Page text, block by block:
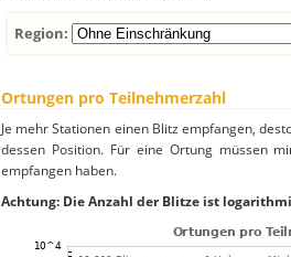
Region:
Ortungen pro Teilnehmerzahl
Je mehr Stationen einen Blitz empfangen,
dessen Position. Für eine Ortung müssen
empfangen haben.
Achtung: Die Anzahl der Blitze ist